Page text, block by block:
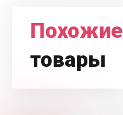
Похожие
товары